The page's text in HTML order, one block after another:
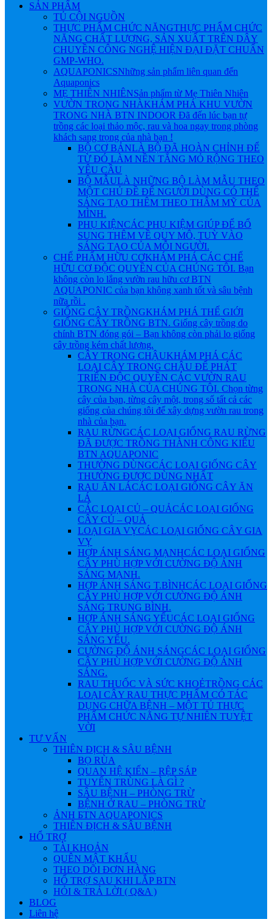
SẢN PHẨM
TỦ CỘI NGUỒN
THỰC PHẨM CHỨC NĂNGTHỰC PHẨM CHỨC
NĂNG CHẤT LƯỢNG, SẢN XUẤT TRÊN DÂY
CHUYỀN CÔNG NGHỆ HIỆN ĐẠI ĐẶT CHUẨN
GMP-WHO.
AQUAPONICSNhững sản phẩm liên quan đến
Aquaponics
MẸ THIÊN NHIÊNSản phẩm từ Mẹ Thiên Nhiên
VƯỜN TRONG NHÀKHÁM PHÁ KHU VƯỜN
TRONG NHÀ BTN INDOOR Đã đến lúc bạn tự
trồng các loại thảo mộc, rau và hoa ngay trong phòng
khách sang trọng của nhà bạn !
BỘ CƠ BẢNLÀ BỘ ĐÃ HOÀN CHỈNH ĐỂ
TỪ ĐÓ LÀM NỀN TẲNG MỎ RỘNG THEO
YÊU CẦU
BỘ MẪULÀ NHỮNG BỘ LÀM MẪU THEO
MỘT CHỦ ĐỀ ĐỂ NGƯỜI DÙNG CÓ THỂ
SÁNG TẠO THÊM THEO THẪM MỸ CỦA
MÌNH.
PHỤ KIỆNCÁC PHỤ KIỆM GIÚP ĐỂ BỔ
SUNG THÊM VỀ QUY MÔ, TUỲ VÀO
SÁNG TẠO CỦA MỖI NGƯỜI.
CHẾ PHẨM HỮU CƠKHÁM PHÁ CÁC CHẾ
HỮU CƠ ĐỘC QUYỀN CỦA CHÚNG TÔI. Bạn
không còn lo lắng vườn rau hữu cơ BTN
AQUAPONIC của bạn không xanh tốt và sâu bệnh
nữa rồi .
GIỐNG CÂY TRỒNGKHÁM PHÁ THẾ GIỚI
GIỐNG CÂY TRỒNG BTN. Giống cây trồng do
chính BTN đóng gói – Bạn không còn phải lo giống
cây trồng kém chất lượng.
CÂY TRONG CHẬUKHÁM PHÁ CÁC
LOẠI CÂY TRONG CHẬU ĐỂ PHÁT
TRIỂN ĐỘC QUYỀN CÁC VƯỜN RAU
TRONG NHÀ CỦA CHÚNG TÔI. Chọn từng
cây của bạn, từng cây một, trong số tất cả các
giống của chúng tôi để xây dựng vườn rau trong
nhà của bạn.
RAU RỪNGCÁC LOẠI GIỐNG RAU RỪNG
ĐÃ ĐƯỢC TRỒNG THÀNH CÔNG KIỂU
BTN AQUAPONIC
THƯỜNG DÙNGCÁC LOẠI GIỐNG CÂY
THƯỜNG ĐƯỢC DÙNG NHẤT
RAU ĂN LÁCÁC LOẠI GIỐNG CÂY ĂN
LÁ
CÁC LOẠI CỦ – QUẢCÁC LOẠI GIỐNG
CÂY CỦ – QUẢ
LOẠI GIA VỴCÁC LOẠI GIỐNG CÂY GIA
VỴ
HỢP ÁNH SÁNG MẠNHCÁC LOẠI GIỐNG
CÂY PHÙ HỢP VỚI CƯỜNG ĐỘ ÁNH
SÁNG MẠNH.
HỢP ÁNH SÁNG T.BÌNHCÁC LOẠI GIỐNG
CÂY PHÙ HỢP VỚI CƯỜNG ĐỘ ÁNH
SÁNG TRUNG BÌNH.
HỢP ÁNH SÁNG YẾUCÁC LOẠI GIỐNG
CÂY PHÙ HỢP VỚI CƯỜNG ĐỘ ÁNH
SÁNG YẾU.
CƯỜNG ĐỘ ÁNH SÁNGCÁC LOẠI GIỐNG
CÂY PHÙ HỢP VỚI CƯỜNG ĐỘ ÁNH
SÁNG.
RAU THUỐC VÀ SỨC KHOẺTRỒNG CÁC
LOẠI CÂY RAU THỰC PHẨM CÓ TÁC
DỤNG CHỮA BỆNH – MỘT TỦ THỰC
PHẨM CHỨC NĂNG TỰ NHIÊN TUYỆT
VỜI
TƯ VẤN
THIÊN ĐỊCH & SÂU BỆNH
BỌ RÙA
QUAN HỆ KIẾN – RỆP SÁP
TUYẾN TRÙNG LÀ GÌ ?
SÂU BỆNH – PHÒNG TRỪ
BỆNH Ở RAU – PHÒNG TRỪ
ẢNH БTN AQUAPONICS
THIÊN ĐỊCH & SÂU BỆNH
HỔ TRỢ
TÀI KHOẢN
QUÊN MẬT KHẨU
THEO DÕI ĐƠN HÀNG
HỔ TRỢ SAU KHI LẮP BTN
HỎI & TRẢ LỜI ( Q&A )
BLOG
Liên hệ